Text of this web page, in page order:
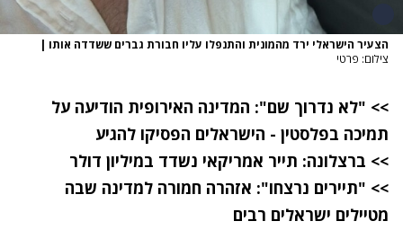
הצעיר הישראלי ירד מהמונית והתנפלו עליו חבורת גברים ששדדה אותו |
צילום: פרטי
>> "לא נדרוך שם": המדינה האירופית הודיעה על
תמיכה בפלסטין - הישראלים הפסיקו להגיע
>> ברצלונה: תייר אמריקאי נשדד במיליון דולר
>> "תיירים נרצחו": אזהרה חמורה למדינה שבה
מטיילים ישראלים רבים